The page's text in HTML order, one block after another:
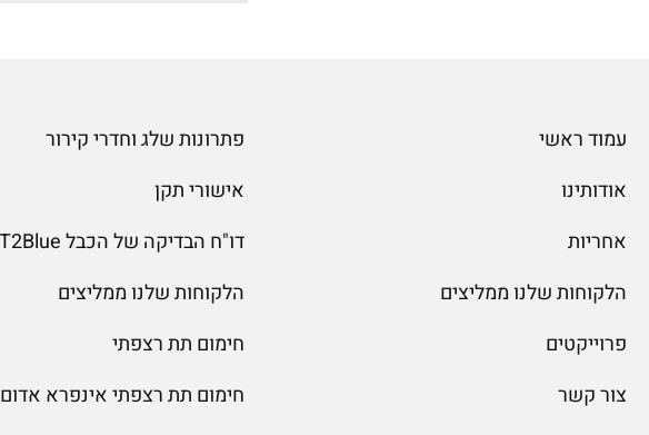
עמוד ראשי
אודותינו
אחריות
הלקוחות שלנו ממליצים
פרוייקטים
צור קשר
פתרונות שלג וחדרי קירור
אישורי תקן
דו"ח הבדיקה של הכבל T2Blue
הלקוחות שלנו ממליצים
חימום תת רצפתי
חימום תת רצפתי אינפרא אדום